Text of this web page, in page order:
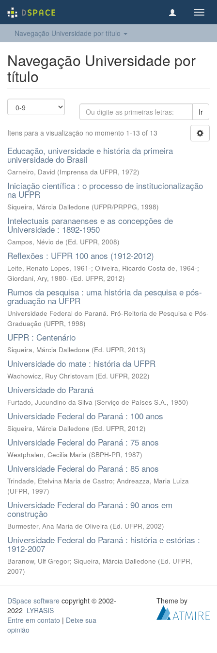
Navegação Universidade por título
Navegação Universidade por
título
Ir
Itens para a visualização no momento 1-13 of 13
Educação, universidade e história da primeira
universidade do Brasil
Carneiro, David (Imprensa da UFPR, 1972)
Iniciação científica : o processo de institucionalização
na UFPR
Siqueira, Márcia Dalledone (UFPR/PRPPG, 1998)
Intelectuais paranaenses e as concepções de
Universidade : 1892-1950
Campos, Névio de (Ed. UFPR, 2008)
Reflexões : UFPR 100 anos (1912-2012)
Leite, Renato Lopes, 1961-; Oliveira, Ricardo Costa de, 1964-;
Giordani, Ary, 1980- (Ed. UFPR, 2012)
Rumos da pesquisa : uma história da pesquisa e pós-
graduação na UFPR
Universidade Federal do Paraná. Pró-Reitoria de Pesquisa e Pós-
Graduação (UFPR, 1998)
UFPR : Centenário
Siqueira, Márcia Dalledone (Ed. UFPR, 2013)
Universidade do mate : história da UFPR
Wachowicz, Ruy Christovam (Ed. UFPR, 2022)
Universidade do Paraná
Furtado, Jucundino da Silva (Serviço de Países S.A., 1950)
Universidade Federal do Paraná : 100 anos
Siqueira, Márcia Dalledone (Ed. UFPR, 2012)
Universidade Federal do Paraná : 75 anos
Westphalen, Cecilia Maria (SBPH-PR, 1987)
Universidade Federal do Paraná : 85 anos
Trindade, Etelvina Maria de Castro; Andreazza, Maria Luiza
(UFPR, 1997)
Universidade Federal do Paraná : 90 anos em
construção
Burmester, Ana Maria de Oliveira (Ed. UFPR, 2002)
Universidade Federal do Paraná : história e estórias :
1912-2007
Baranow, Ulf Gregor; Siqueira, Márcia Dalledone (Ed. UFPR,
2007)
DSpace software copyright © 2002-
2022 LYRASIS
Entre em contato | Deixe sua
opinião
Theme by